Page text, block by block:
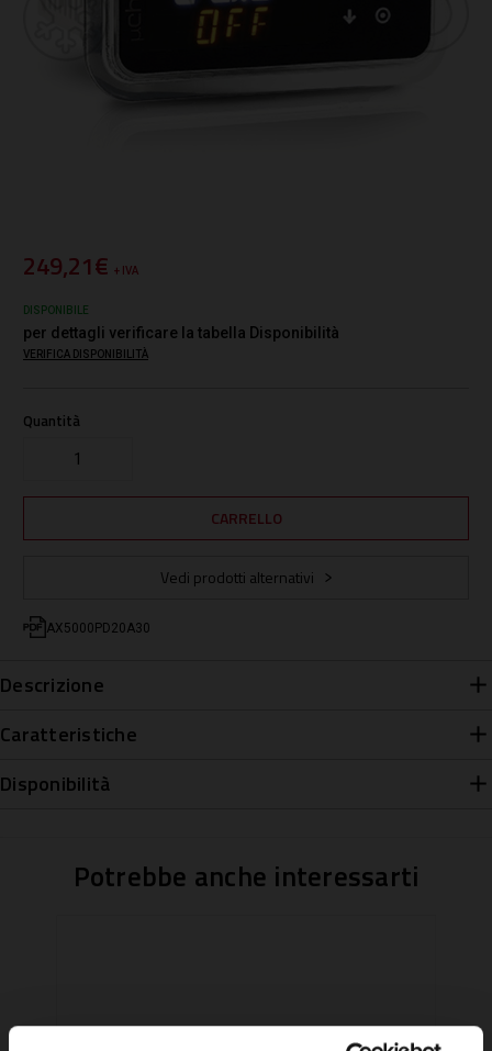
249,21€ + IVA
DISPONIBILE
per dettagli verificare la tabella Disponibilità
VERIFICA DISPONIBILITÀ
Quantità
Vedi prodotti alternativi
AX5000PD20A30
Descrizione
Caratteristiche
Disponibilità
Potrebbe anche interessarti